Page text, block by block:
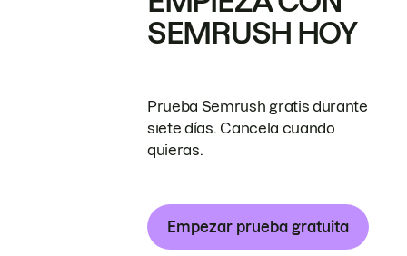
SEMRUSH HOY
Prueba Semrush gratis durante
siete días. Cancela cuando
quieras.
Empezar prueba gratuita